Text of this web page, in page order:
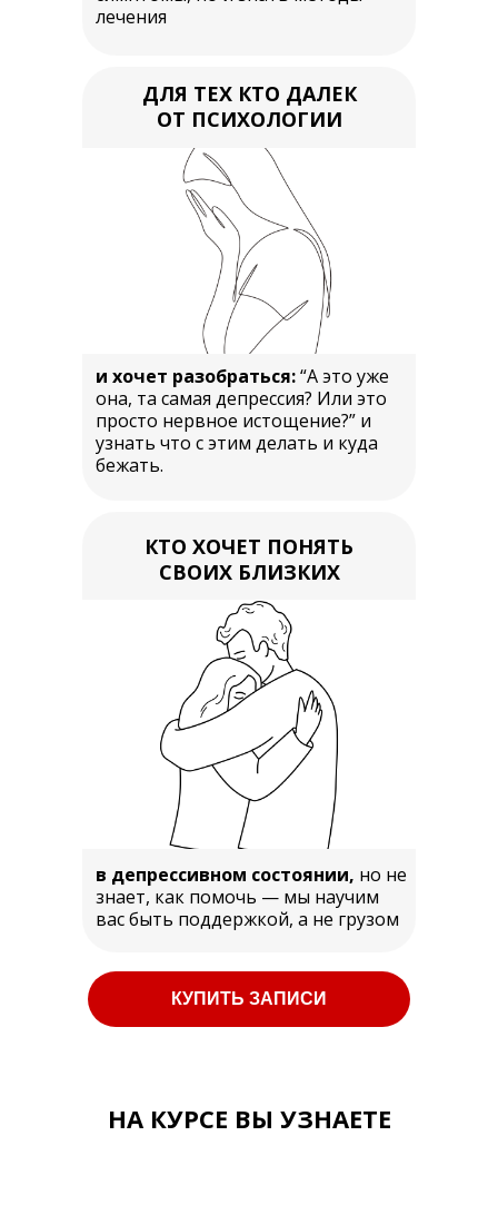
ДЛЯ ТЕХ КТО ДАЛЕК
ОТ ПСИХОЛОГИИ
КТО ХОЧЕТ ПОНЯТЬ
СВОИХ БЛИЗКИХ
лечения
и хочет разобраться:“А это уже
она, та самая депрессия? Или это
просто нервное истощение?” и
узнать что с этим делать и куда
бежать.
в депрессивном состоянии, но не
знает, как помочь — мы научим
вас быть поддержкой, а не грузом
КУПИТЬ ЗАПИСИ
НА КУРСЕ ВЫ УЗНАЕТЕ